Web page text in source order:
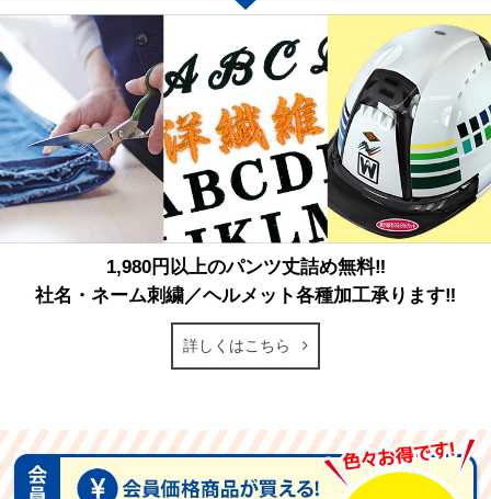
1,980円以上のパンツ丈詰め無料‼
社名・ネーム刺繍／ヘルメット各種加工承ります‼
詳しくはこちら